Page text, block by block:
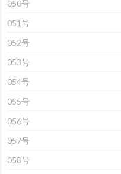
050号
051号
052号
053号
054号
055号
056号
057号
058号